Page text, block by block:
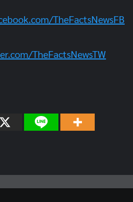
TheFactsNewsFB
TheFactsNewsTW